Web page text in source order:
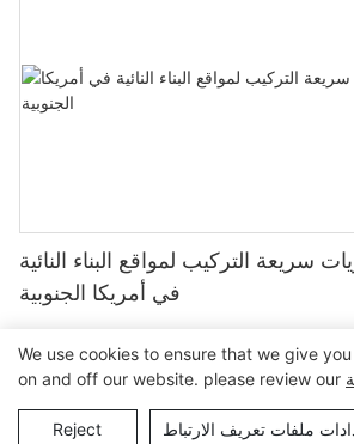
سريعة التركيب لمواقع البناء النائية
في أمريكا الجنوبية
| خريطة الموقع
We use cookies to ensure that we give
on and off our website. please review our
Reject ملفات تعريف الارتباط